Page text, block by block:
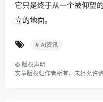
它只是终于从一个被仰望
立的地面。
# AI资讯
© 版权声明
文章版权归作者所有，未经允许请